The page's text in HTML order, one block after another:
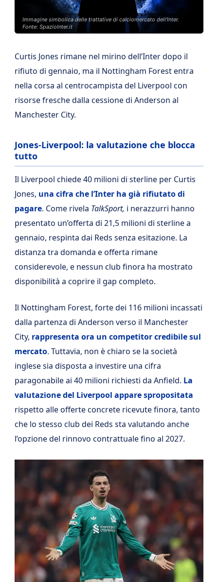
Immagine simbolica delle trattative di calciomercato dell'Inter.
Fonte: SpazioInter.it
Curtis Jones rimane nel mirino dell’Inter dopo il
rifiuto di gennaio, ma il Nottingham Forest entra
nella corsa al centrocampista del Liverpool con
risorse fresche dalla cessione di Anderson al
Manchester City.
Jones-Liverpool: la valutazione che blocca
tutto
Il Liverpool chiede 40 milioni di sterline per Curtis
Jones, una cifra che l’Inter ha già rifiutato di
pagare. Come rivela TalkSport, i nerazzurri hanno
presentato un’offerta di 21,5 milioni di sterline a
gennaio, respinta dai Reds senza esitazione. La
distanza tra domanda e offerta rimane
considerevole, e nessun club finora ha mostrato
disponibilità a coprire il gap completo.
Il Nottingham Forest, forte dei 116 milioni incassati
dalla partenza di Anderson verso il Manchester
City, rappresenta ora un competitor credibile sul
mercato. Tuttavia, non è chiaro se la società
inglese sia disposta a investire una cifra
paragonabile ai 40 milioni richiesti da Anfield. La
valutazione del Liverpool appare spropositata
rispetto alle offerte concrete ricevute finora, tanto
che lo stesso club dei Reds sta valutando anche
l’opzione del rinnovo contrattuale fino al 2027.